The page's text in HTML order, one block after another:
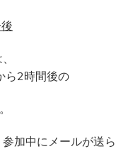
ら2時間後の
加中にメールが送ら